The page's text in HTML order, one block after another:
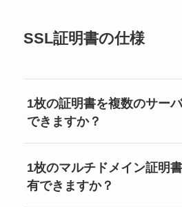
SSL証明書の仕様
1枚の証明書を複数のサー
できますか？
1枚のマルチドメイン証明
有できますか？